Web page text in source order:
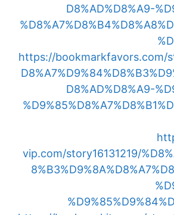
D8%AD%D8%A9-
https://bookmarkfavors.com/
D8%AD%D8%A9-
vip.com/story16131219/